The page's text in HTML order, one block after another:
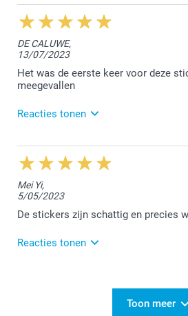
1/08/2023
10:36
Dag Robin,
Bedankt voor jouw super
😊 Maak er nog een 'foto-
Chana @smartphoto
DE CALUWE,
13/07/2023
Het was de eerste keer voor deze
meegevallen
Reacties tonen
14/07/2023
14:14
Hallo Beatrice,
Bedankt dat je ons positieve
Trustpilot. We vonden het fijn
mogen afwerken.
Vriendelijke groet!
Mei Yi,
5/05/2023
De stickers zijn schattig en precies
Reacties tonen
Toon meer